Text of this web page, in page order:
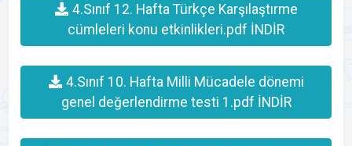
4.Sınıf 12. Hafta Türkçe Karşılaştırme
cümleleri konu etkinlikleri.pdf İNDİR
4.Sınıf 10. Hafta Milli Mücadele dönemi
genel değerlendirme testi 1.pdf İNDİR